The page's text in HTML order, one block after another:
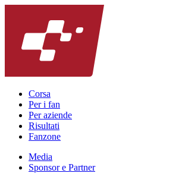
Corsa
Per i fan
Per aziende
Risultati
Fanzone
Media
Sponsor e Partner